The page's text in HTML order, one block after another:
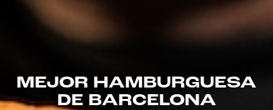
MEJOR CACHOPO
CATALUÑA 2025